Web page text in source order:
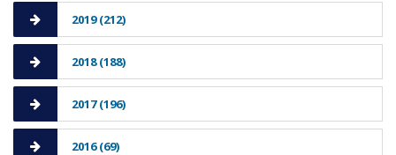
2019 (212)
2018 (188)
2017 (196)
2016 (69)